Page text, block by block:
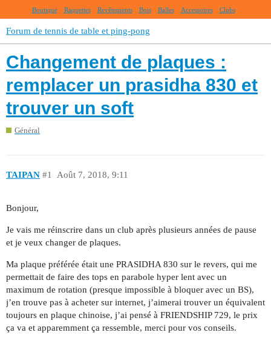
Boutique Raquettes Revêtements Bois Balles Accessoires Clubs
Forum de tennis de table et ping-pong
Changement de plaques :
remplacer un prasidha 830 et
trouver un soft
Général
TAIPAN Août 7, 2018, 9:11
#1
Bonjour,
Je vais me réinscrire dans un club après plusieurs années de pause
et je veux changer de plaques.
Ma plaque préférée était une PRASIDHA 830 sur le revers, qui me
permettait de faire des tops en parabole hyper lent avec un
maximum de rotation (presque impossible à bloquer avec un BS),
j’en trouve pas à acheter sur internet, j’aimerai trouver un équivalent
toujours en plaque chinoise, j’ai pensé à FRIENDSHIP 729, le prix
ça va et apparemment ça ressemble, merci pour vos conseils.